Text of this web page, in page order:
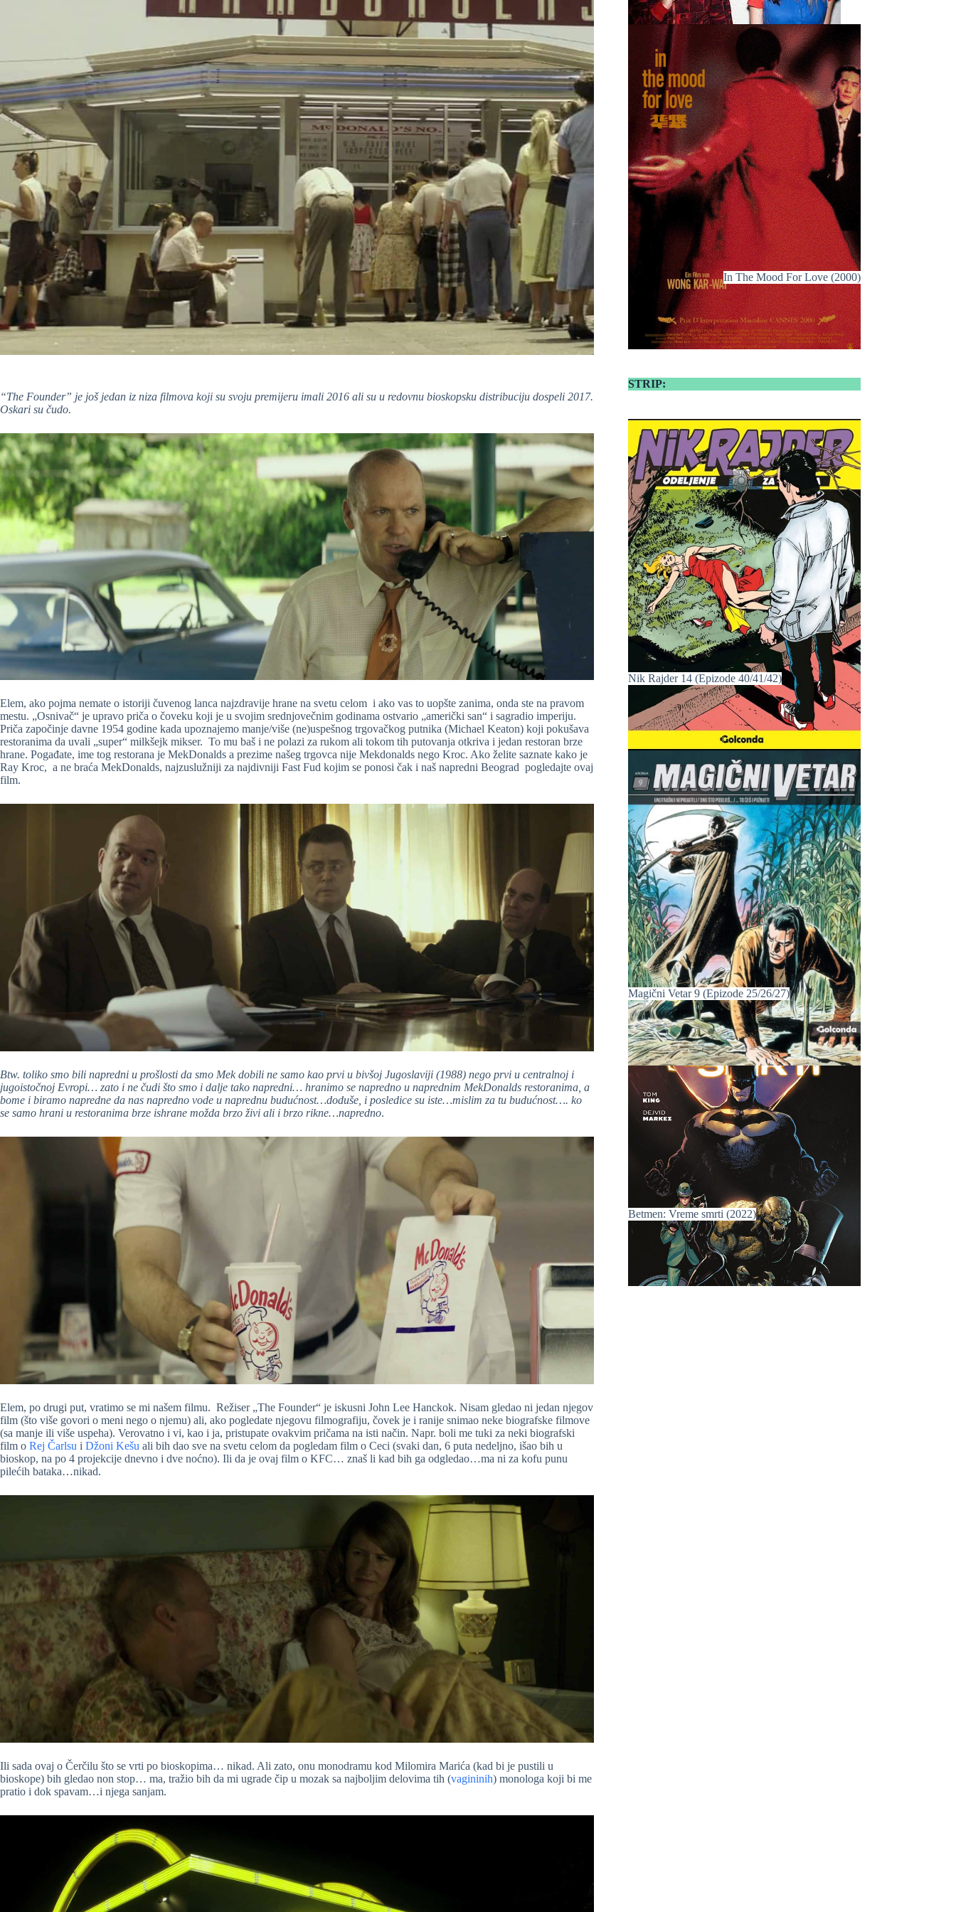
“The Founder” je još jedan iz niza filmova koji su svoju premijeru imali 2016 ali su u redovnu bioskopsku distribuciju dospeli 2017.
Oskari su čudo.
Elem, ako pojma nemate o istoriji čuvenog lanca najzdravije hrane na svetu celom i ako vas to uopšte zanima, onda ste na pravom
mestu. „Osnivač“ je upravo priča o čoveku koji je u svojim srednjovečnim godinama ostvario „američki san“ i sagradio imperiju.
Priča započinje davne 1954 godine kada upoznajemo manje/više (ne)uspešnog trgovačkog putnika (Michael Keaton) koji pokušava
restoranima da uvali „super“ milkšejk mikser. To mu baš i ne polazi za rukom ali tokom tih putovanja otkriva i jedan restoran brze
hrane. Pogađate, ime tog restorana je MekDonalds a prezime našeg trgovca nije Mekdonalds nego Kroc. Ako želite saznate kako je
Ray Kroc, a ne braća MekDonalds, najzuslužniji za najdivniji Fast Fud kojim se ponosi čak i naš napredni Beograd pogledajte ovaj
film.
Btw. toliko smo bili napredni u prošlosti da smo Mek dobili ne samo kao prvi u bivšoj Jugoslaviji (1988) nego prvi u centralnoj i
jugoistočnoj Evropi… zato i ne čudi što smo i dalje tako napredni… hranimo se napredno u naprednim MekDonalds restoranima, a
bome i biramo napredne da nas napredno vode u naprednu budućnost…doduše, i posledice su iste…mislim za tu budućnost…. ko
se samo hrani u restoranima brze ishrane možda brzo živi ali i brzo rikne…napredno.
Elem, po drugi put, vratimo se mi našem filmu. Režiser „The Founder“ je iskusni John Lee Hanckok. Nisam gledao ni jedan njegov
film (što više govori o meni nego o njemu) ali, ako pogledate njegovu filmografiju, čovek je i ranije snimao neke biografske filmove
(sa manje ili više uspeha). Verovatno i vi, kao i ja, pristupate ovakvim pričama na isti način. Napr. boli me tuki za neki biografski
film o Rej Čarlsu i Džoni Kešu ali bih dao sve na svetu celom da pogledam film o Ceci (svaki dan, 6 puta nedeljno, išao bih u
bioskop, na po 4 projekcije dnevno i dve noćno). Ili da je ovaj film o KFC… znaš li kad bih ga odgledao…ma ni za kofu punu
pilećih bataka…nikad.
Ili sada ovaj o Čerčilu što se vrti po bioskopima… nikad. Ali zato, onu monodramu kod Milomira Marića (kad bi je pustili u
bioskope) bih gledao non stop… ma, tražio bih da mi ugrade čip u mozak sa najboljim delovima tih (vagininih) monologa koji bi me
pratio i dok spavam…i njega sanjam.
In The Mood For Love (2000)
STRIP:
Nik Rajder 14 (Epizode 40/41/42)
Magični Vetar 9 (Epizode 25/26/27)
Betmen: Vreme smrti (2022)